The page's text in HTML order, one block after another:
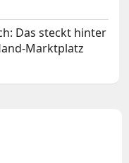
Das steckt hinter
Marktplatz